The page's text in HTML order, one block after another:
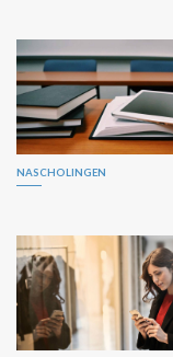
NASCHOLINGEN